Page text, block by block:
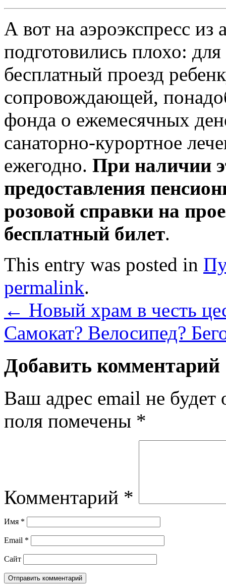
А вот на аэроэкспресс
подготовились плохо:
бесплатный проезд
сопровождающей,
фонда о ежемесячных
санаторно-курортное
ежегодно. При наличии
предоставления
розовой справки на
бесплатный билет.
This entry was posted in
permalink.
← Новый храм в честь
Самокат? Велосипед?
Добавить комментарий
Ваш адрес email не будет
поля помечены *
Комментарий *
Имя *
Email *
Сайт